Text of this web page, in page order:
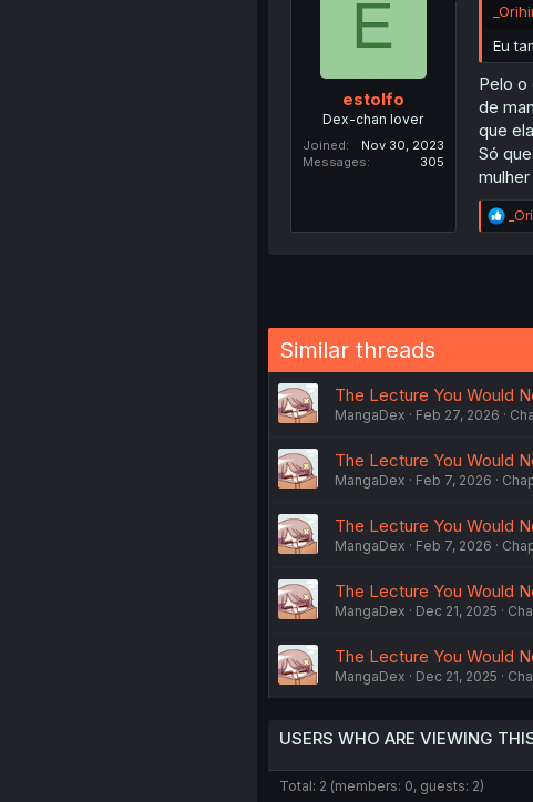
n
:
E
estolfo
Dex-chan lover
Joined
Nov 30, 2023
Messages
305
Eu
Pelo o
de
que
Só
R
e
:
Similar threads
The Lecture You Would
MangaDex Feb 27, 2026
The Lecture You Would
MangaDex Feb 7, 2026
The Lecture You Would
MangaDex Feb 7, 2026
The Lecture You Would
MangaDex Dec 21, 2025
The Lecture You Would
MangaDex Dec 21, 2025
USERS WHO ARE VIEWING
Total: 2 (members: 0, guests: 2)